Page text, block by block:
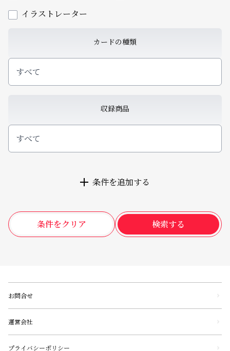
イラストレーター
カードの種類
すべて
収録商品
すべて
条件を追加する
条件をクリア 検索する
お問合せ
運営会社
プライバシーポリシー